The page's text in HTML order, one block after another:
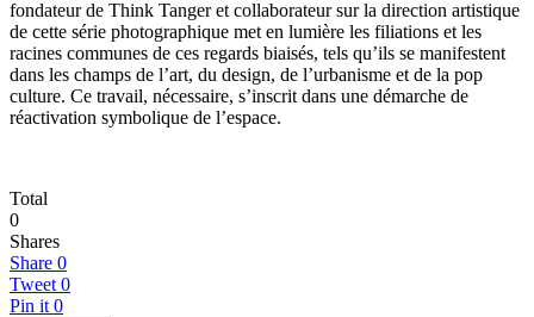
fondateur de Think Tanger et collaborateur sur la direction artistique
de cette série photographique met en lumière les filiations et les
racines communes de ces regards biaisés, tels qu’ils se manifestent
dans les champs de l’art, du design, de l’urbanisme et de la pop
culture. Ce travail, nécessaire, s’inscrit dans une démarche de
réactivation symbolique de l’espace.
Total
0
Shares
Share 0
Tweet 0
Pin it 0